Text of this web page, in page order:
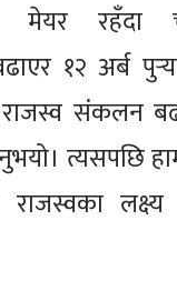
मेयर रहँदा
१२ अर्ब
राजस्व संकलन
त्यसपछि
राजस्वका